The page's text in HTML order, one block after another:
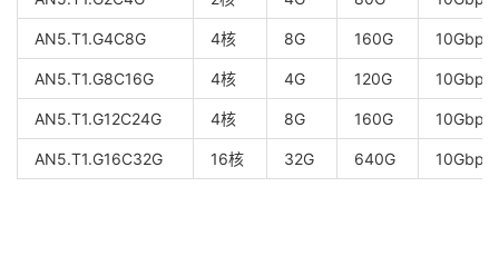
AN5.T1.G4C8G 4核 8G 160G
AN5.T1.G8C16G 4核 4G 120G
AN5.T1.G12C24G 4核 8G 160G
AN5.T1.G16C32G 16核 32G 640G